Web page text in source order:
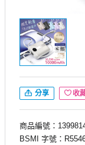
分享 收
商品編號：
BSMI 字號：